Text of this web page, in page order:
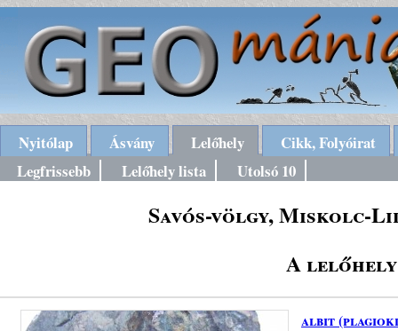
Nyitólap Ásvány Lelőhely
Cikk, Folyóirat
Legfrissebb
Lelőhely lista Utolsó 10
Savós-völgy, Miskolc-
A lelőhely
albit